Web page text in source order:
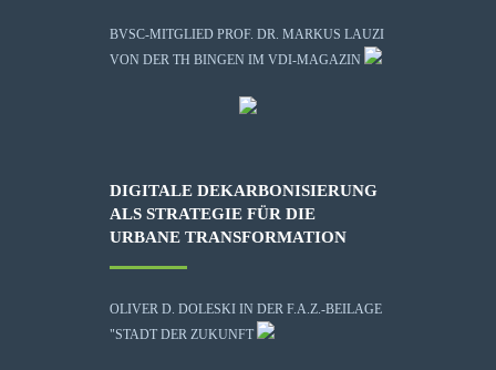
BVSC-MITGLIED PROF. DR. MARKUS LAUZI
VON DER TH BINGEN IM VDI-MAGAZIN
DIGITALE DEKARBONISIERUNG
ALS STRATEGIE FÜR DIE
URBANE TRANSFORMATION
OLIVER D. DOLESKI IN DER F.A.Z.-BEILAGE
"STADT DER ZUKUNFT